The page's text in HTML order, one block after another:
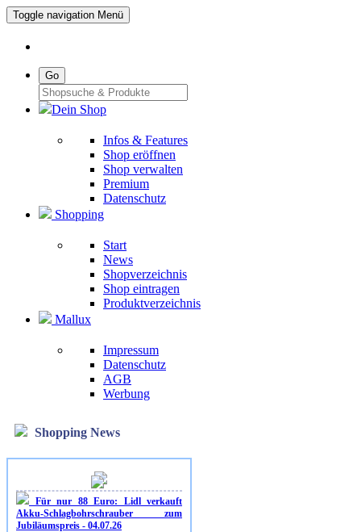
Toggle navigation Menü
Go
Dein Shop
Infos & Features
Shop eröffnen
Shop verwalten
Premium
Datenschutz
Shopping
Start
News
Shopverzeichnis
Shop eintragen
Produktverzeichnis
Mallux
Impressum
Datenschutz
AGB
Werbung
Shopping News
Für nur 88 Euro: Lidl verkauft
Akku-Schlagbohrschrauber zum
Jubiläumspreis - 04.07.26